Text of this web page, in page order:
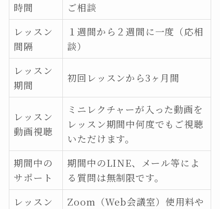
時間
ご相談
レッスン
間隔
１週間から２週間に一度（応相
談）
レッスン
期間
初回レッスンから3ヶ月間
レッスン
動画視聴
ミニレクチャーが入った動画を
レッスン期間中何度でもご視聴
いただけます。
期間中の
サポート
期間中のLINE、メール等によ
る質問は無制限です。
レッスン
Zoom（Web会議室）使用料や